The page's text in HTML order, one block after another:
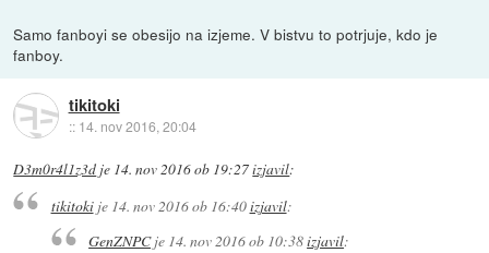
Samo fanboyi se obesijo na izjeme. V bistvu to potrjuje, kdo je
fanboy.
tikitoki
:: 14. nov 2016, 20:04
D3m0r4l1z3d je 14. nov 2016 ob 19:27izjavil:
tikitokije 14. nov 2016 ob 16:40izjavil:
GenZNPCje 14. nov 2016 ob 10:38izjavil: